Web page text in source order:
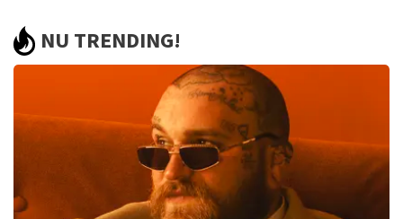
aanbod zoals ook normaal is in de vliegindustrie. Ook
ticketmaster maakt hier gebruik van bij haar platinum
tickets. De andere naam die op het ticket staat is te
verklaren doordat wij een wederverkoper zijn van
doorverkochte tickets. Wij hopen dat u ondanks alles
toch een fantastische avond heeft gehad. Met
vriendelijke groeten, Joost Topticketshop
Helder en snel
NU TRENDING!